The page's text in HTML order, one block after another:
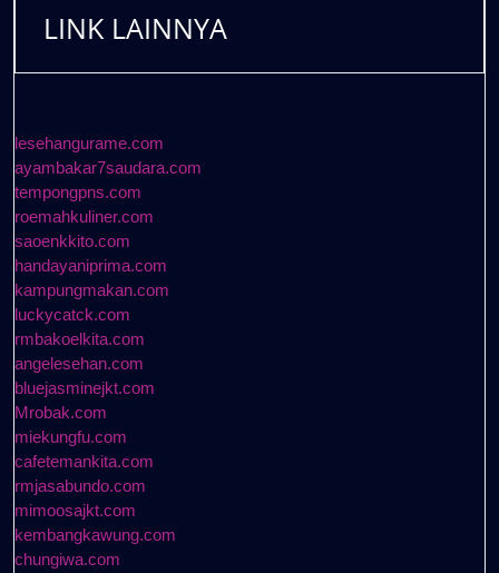
LINK LAINNYA
lesehangurame.com
ayambakar7saudara.com
tempongpns.com
roemahkuliner.com
saoenkkito.com
handayaniprima.com
kampungmakan.com
luckycatck.com
rmbakoelkita.com
angelesehan.com
bluejasminejkt.com
Mrobak.com
miekungfu.com
cafetemankita.com
rmjasabundo.com
mimoosajkt.com
kembangkawung.com
chungiwa.com